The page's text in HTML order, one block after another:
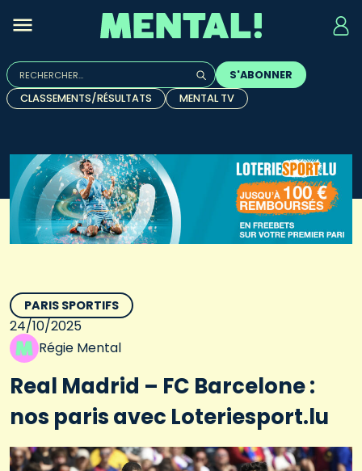
Rechercher :
Quand les résultats de l'auto-complétion sont
S'ABONNER
CLASSEMENTS/RÉSULTATS
MENTAL TV
PARIS SPORTIFS
24/10/2025
Régie Mental
Real Madrid – FC Barcelone :
nos paris avec Loteriesport.lu